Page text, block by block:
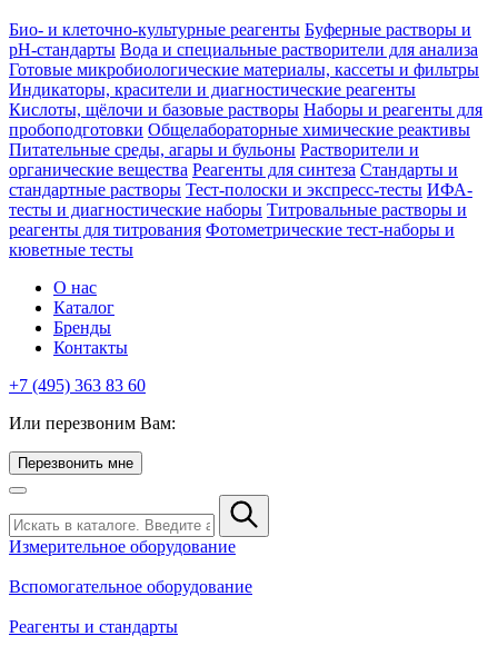
Био- и клеточно-культурные реагенты Буферные растворы и
pH-стандарты Вода и специальные растворители для анализа
Готовые микробиологические материалы, кассеты и фильтры
Индикаторы, красители и диагностические реагенты
Кислоты, щёлочи и базовые растворы Наборы и реагенты для
пробоподготовки Общелабораторные химические реактивы
Питательные среды, агары и бульоны Растворители и
органические вещества Реагенты для синтеза Стандарты и
стандартные растворы Тест-полоски и экспресс-тесты ИФА-
тесты и диагностические наборы Титровальные растворы и
реагенты для титрования Фотометрические тест-наборы и
кюветные тесты
О нас
Каталог
Бренды
Контакты
+7 (495) 363 83 60
Или перезвоним Вам:
Перезвонить мне
Измерительное оборудование
Вспомогательное оборудование
Реагенты и стандарты